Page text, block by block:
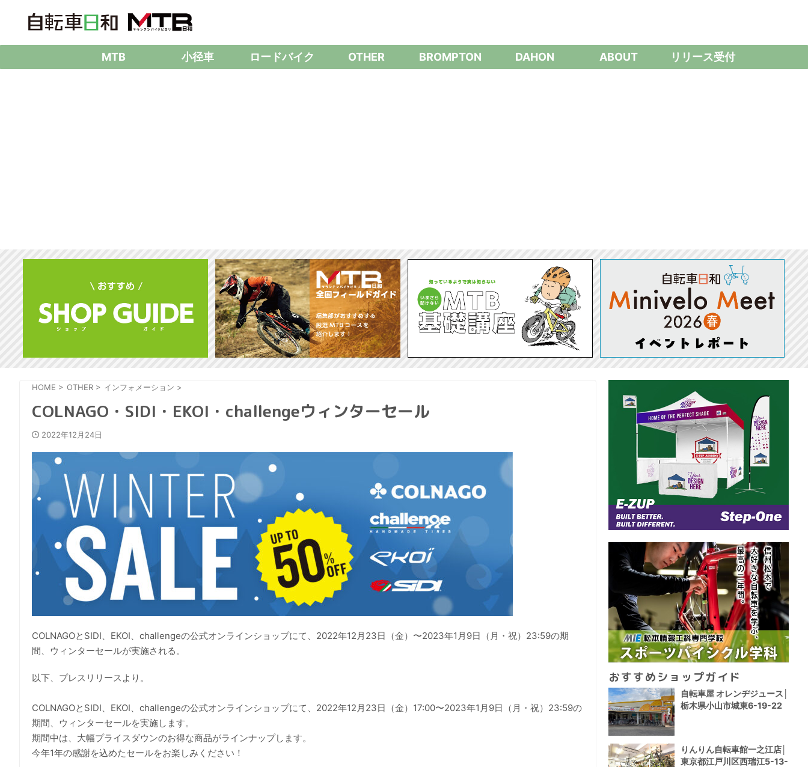
MTB 小径車 ロードバイク OTHER BROMPTON DAHON ABOUT リリース受付
HOME > OTHER > インフォメーション >
COLNAGO・SIDI・EKOI・challengeウィンターセール
2022年12月24日
COLNAGOとSIDI、EKOI、challengeの公式オンラインショップにて、2022年12月23日（金）〜2023年1月9日（月・祝）23:59の期
間、ウィンターセールが実施される。
以下、プレスリリースより。
COLNAGOとSIDI、EKOI、challengeの公式オンラインショップにて、2022年12月23日（金）17:00〜2023年1月9日（月・祝）23:59の
期間、ウィンターセールを実施します。
期間中は、大幅プライスダウンのお得な商品がラインナップします。
今年1年の感謝を込めたセールをお楽しみください！
おすすめショップガイド
自転車屋 オレンヂジュース│
栃木県小山市城東6-19-22
りんりん自転車館一之江店│
東京都江戸川区西瑞江5-13-